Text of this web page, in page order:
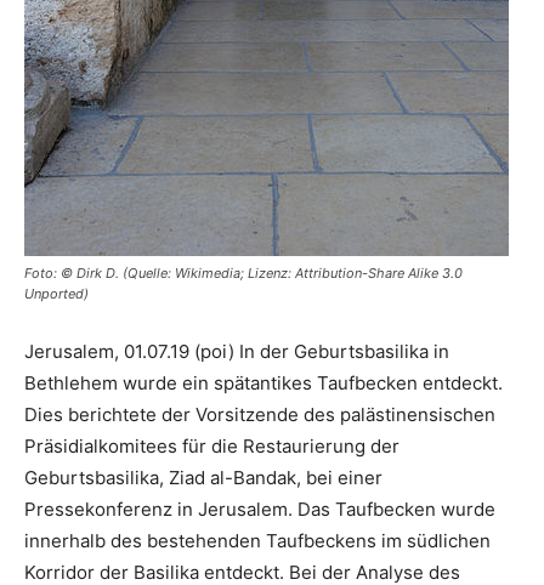
Foto: © Dirk D. (Quelle: Wikimedia; Lizenz: Attribution-Share Alike 3.0
Unported)
Jerusalem, 01.07.19 (poi) In der Geburtsbasilika in
Bethlehem wurde ein spätantikes Taufbecken entdeckt.
Dies berichtete der Vorsitzende des palästinensischen
Präsidialkomitees für die Restaurierung der
Geburtsbasilika, Ziad al-Bandak, bei einer
Pressekonferenz in Jerusalem. Das Taufbecken wurde
innerhalb des bestehenden Taufbeckens im südlichen
Korridor der Basilika entdeckt. Bei der Analyse des